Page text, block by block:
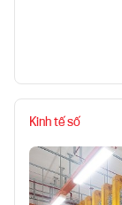
Kinh tế số